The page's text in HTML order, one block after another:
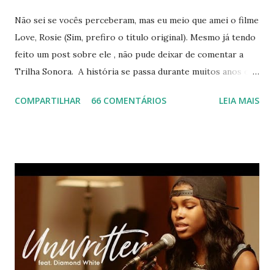
Não sei se vocês perceberam, mas eu meio que amei o filme
Love, Rosie (Sim, prefiro o título original). Mesmo já tendo
feito um post sobre ele , não pude deixar de comentar a
Trilha Sonora. A história se passa durante muitos anos e a
fato fantástico. Além disso, os nomes variam entre artistas
cenas. Resolvi escolher as minhas favoritas e colocar aí
embaixo para vocês ouvirem e amarem tanto quanto eu
estou amando (: Algumas delas você só vai gostar mesmo
se assistir o filme haha (já falei como é bom lembrar de uma
cena ao ouvir uma música). Lily Allen - Littlest Things
Elliott Smith - Son of Sam Lily Allen - Fuck You Kodaline -
COMPARTILHAR 66 COMENTÁRIOS LEIA MAIS